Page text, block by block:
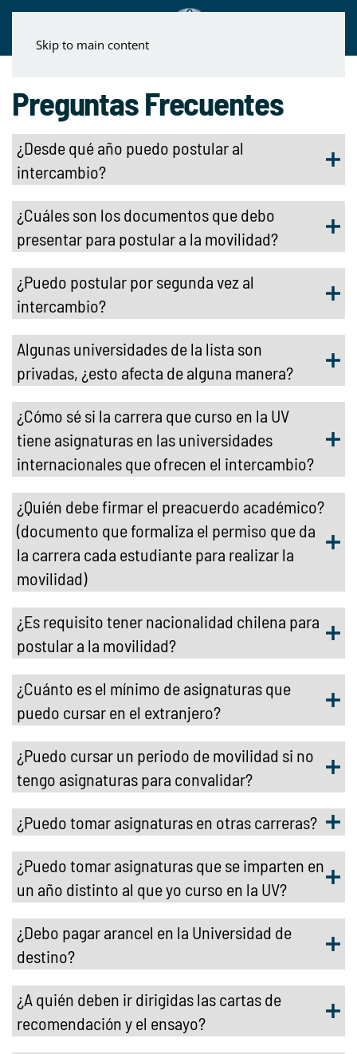
Skip to main content
Preguntas Frecuentes
¿Desde qué año puedo postular al
intercambio?
¿Cuáles son los documentos que debo
presentar para postular a la movilidad?
¿Puedo postular por segunda vez al
intercambio?
Algunas universidades de la lista son
privadas, ¿esto afecta de alguna manera?
¿Cómo sé si la carrera que curso en la UV
tiene asignaturas en las universidades
internacionales que ofrecen el intercambio?
¿Quién debe firmar el preacuerdo académico?
(documento que formaliza el permiso que da
la carrera cada estudiante para realizar la
movilidad)
¿Es requisito tener nacionalidad chilena para
postular a la movilidad?
¿Cuánto es el mínimo de asignaturas que
puedo cursar en el extranjero?
¿Puedo cursar un periodo de movilidad si no
tengo asignaturas para convalidar?
¿Puedo tomar asignaturas en otras carreras?
¿Puedo tomar asignaturas que se imparten en
un año distinto al que yo curso en la UV?
¿Debo pagar arancel en la Universidad de
destino?
¿A quién deben ir dirigidas las cartas de
recomendación y el ensayo?